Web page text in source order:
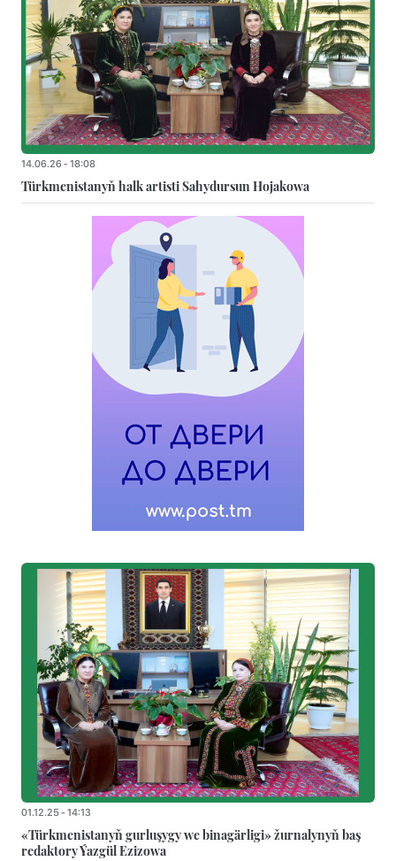
14.06.26 - 18:08
Türkmenistanyň halk artisti Sahydursun Hojakowa
01.12.25 - 14:13
«Türkmenistanyň gurluşygy we binagärligi» žurnalynyň baş
redaktory Ýazgül Ezizowa